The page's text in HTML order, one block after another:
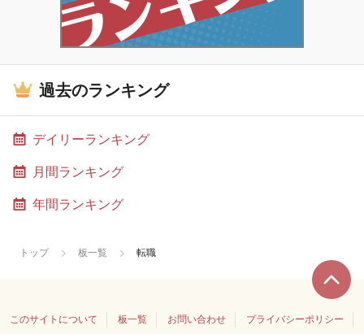
過去のランキング
デイリーランキング
月間ランキング
年間ランキング
トップ 板一覧 転職
このサイトについて 板一覧 お問い合わせ プライバシーポリシー